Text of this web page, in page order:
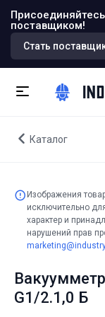
поставщиком!
Стать
Каталог
Изображения
исключительно
характер и
нарушений прав
G1/2.1,0 Б